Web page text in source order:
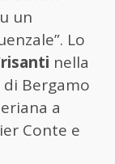
un
Lo
nella
Bergamo
a
Conte e